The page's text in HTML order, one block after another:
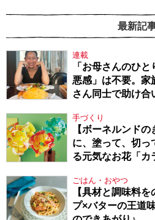
最新記
連載
「お母さんのひ
悪感」は不要。家
さん同士で助け合
手づくり
【ボーネルンド
に、塗って、切っ
る元気なお花「カ
ごはん・おやつ
【具材と調味料
プ×バターの王道